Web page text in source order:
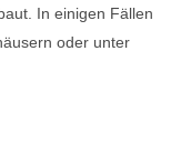
In einigen Fällen
oder unter